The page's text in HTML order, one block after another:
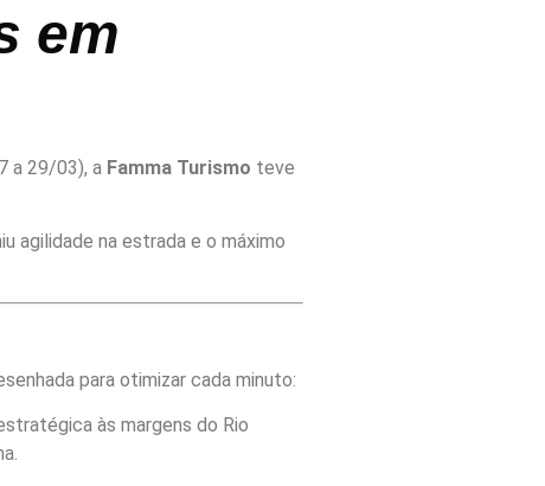
em
a 29/03), a Famma Turismo teve
agilidade na estrada e o máximo
para otimizar cada minuto:
às margens do Rio